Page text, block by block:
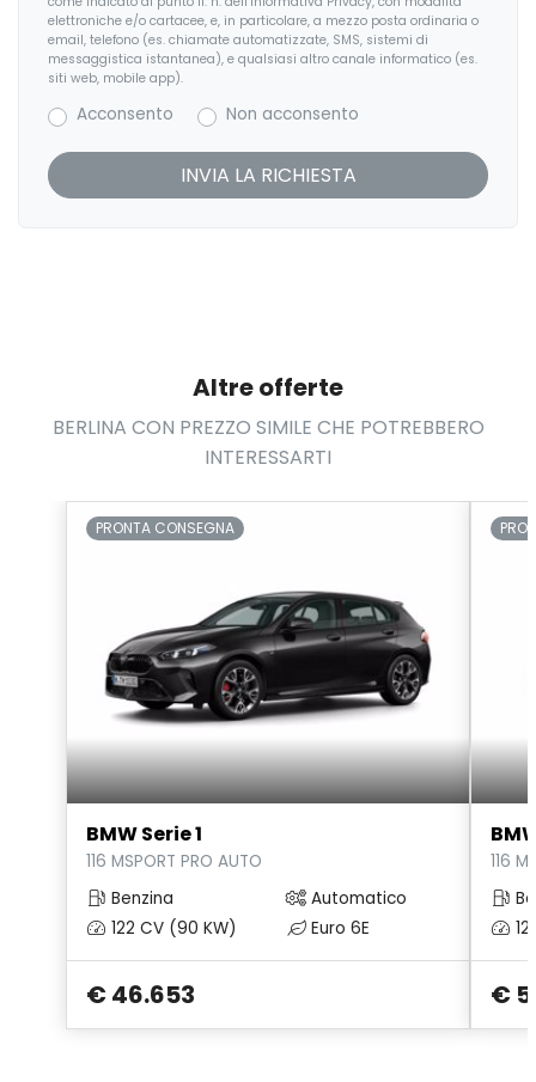
Sedili anteriori sportivi
Selettore stile di guida
Servosterzo
Sistema audio
Sistema di chiamata d'emergenza
Specchietti retrovisori colorati
Specchietti retrovisori elettrici e riscaldabili
Strumentazione digitale con display
elettroniche e/o cartacee, e, in particolare, a mezzo posta ordinaria o
email, telefono (es. chiamate automatizzate, SMS, sistemi di
messaggistica istantanea), e qualsiasi altro canale informatico (es.
siti web, mobile app).
Acconsento Non acconsento
Altre offerte
BERLINA CON PREZZO SIMILE CHE POTREBBERO
INTERESSARTI
PRONTA CONSEGNA
BMW Serie 1
116 MSPORT PRO AUTO
Benzina
Automatico
122 CV (90 KW)
Euro 6E
€ 46.653
116
€